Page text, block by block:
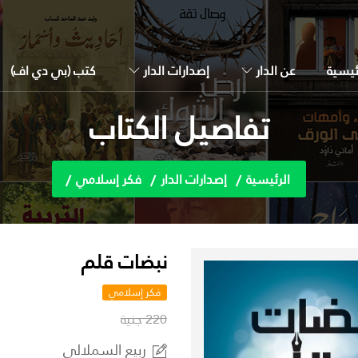
عن الدار إصدارات الدار كتب (بي دي اف)
تفاصيل الكتاب
الرئيسية إصدارات الدار فكر إسلامي
نبضات قلم
فكر إسلامي
220 جنية
ربيع السملالى